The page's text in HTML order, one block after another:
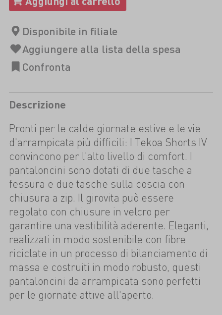
Descrizione
Pronti per le calde giornate estive e le vie
d'arrampicata più difficili: I Tekoa Shorts IV
convincono per l'alto livello di comfort. I
pantaloncini sono dotati di due tasche a
fessura e due tasche sulla coscia con
chiusura a zip. Il girovita può essere
regolato con chiusure in velcro per
garantire una vestibilità aderente. Eleganti,
realizzati in modo sostenibile con fibre
riciclate in un processo di bilanciamento di
massa e costruiti in modo robusto, questi
pantaloncini da arrampicata sono perfetti
per le giornate attive all'aperto.